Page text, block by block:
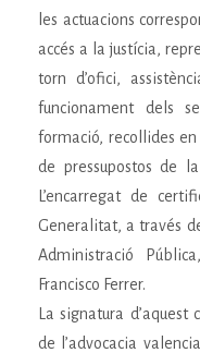
les actuacions
accés a la justícia,
torn d’ofici,
funcionament dels
formació, recollides
de pressupostos de
L’encarregat de
Generalitat, a través
Administració
Francisco Ferrer.
La signatura
de l’advocacia